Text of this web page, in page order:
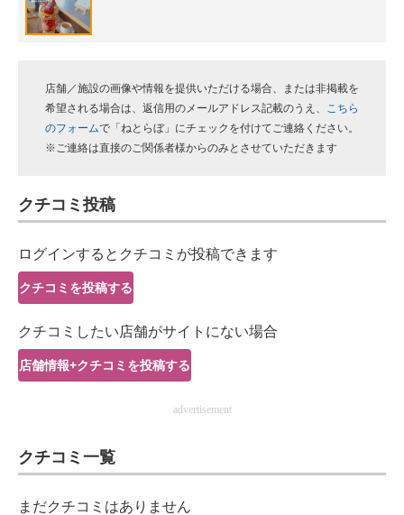
ビジネスと働き方のヒント
企業ITのトレンドを詳説
経営リーダーのコミュニティ
ITエンジニア向け専門サイト
企業向けIT製品の総合サイト
IT製品の技術・比較・事例
製造業のIT導入・活用を支援
エレクトロニクス専門サイト
電子設計の基本と応用
店舗／施設の画像や情報を提供いただける場合、または非掲載を
希望される場合は、返信用のメールアドレス記載のうえ、
こちら
のフォームで「ねとらぼ」にチェックを付けてご連絡ください。
※ご連絡は直接のご関係者様からのみとさせていただきます
クチコミ投稿
ログインするとクチコミが投稿できます
クチコミを投稿する
クチコミしたい店舗がサイトにない場合
店舗情報+クチコミを投稿する
advertisement
クチコミ一覧
まだクチコミはありません